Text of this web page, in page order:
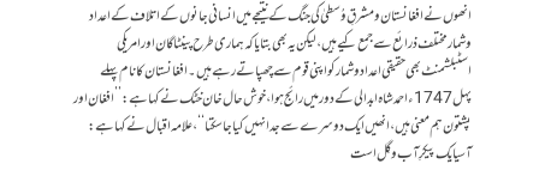
انھوں نے افغانستان ومشرقِ وُسطیٰ کی جنگ کے نتیجے میں انسانی جانوں کے اتلاف کے اعداد
وشمار مختلف ذرائع سے جمع کیے ہیں ، لیکن یہ بھی بتایا کہ ہماری طرح پینٹاگان اور امریکی
اسٹبلشمنٹ بھی حقیقی اعداد وشمار کو اپنی قوم سے چھپاتے رہے ہیں۔افغانستان کا نام پہلے
پہل 1747ء احمد شاہ ابدالی کے دور میں رائج ہوا ،خوش حال خان خٹک نے کہا ہے:’’افغان اور
پشتون ہم معنی ہیں، انھیں ایک دوسرے سے جدا نہیں کیا جاسکتا ‘‘، علامہ اقبال نے کہا ہے:
آسیا یک پیکرِ آب و گِل است